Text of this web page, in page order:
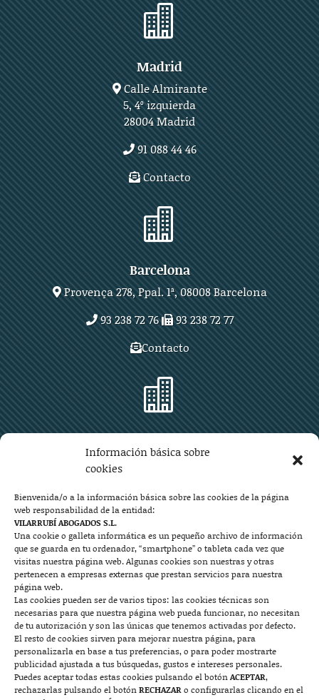
Información básica sobre
cookies
Bienvenida/o a la información básica sobre las cookies de la página
web responsabilidad de la entidad:
VILARRUBÍ ABOGADOS S.L.
Una cookie o galleta informática es un pequeño archivo de información
que se guarda en tu ordenador, “smartphone” o tableta cada vez que
visitas nuestra página web. Algunas cookies son nuestras y otras
pertenecen a empresas externas que prestan servicios para nuestra
página web.
Las cookies pueden ser de varios tipos: las cookies técnicas son
necesarias para que nuestra página web pueda funcionar, no necesitan
de tu autorización y son las únicas que tenemos activadas por defecto.
El resto de cookies sirven para mejorar nuestra página, para
personalizarla en base a tus preferencias, o para poder mostrarte
publicidad ajustada a tus búsquedas, gustos e intereses personales.
Puedes aceptar todas estas cookies pulsando el botónACEPTAR,
rechazarlas pulsando el botónRECHAZARo configurarlas clicando en el

Madrid
Calle Almirante
5, 4º izquierda
28004 Madrid
91 088 44 46
Contacto

Barcelona
Provença 278, Ppal. 1ª, 08008 Barcelona
93 238 72 76
93 238 72 77
Contacto

Plaza Aragón 10, planta 11ª, 50004 Zaragoza
976 219 571
976 225 209
Contacto

Mallorca
Josep Pla, n°6, 07400 Alcudia (Mallorca)
722 131 870
Contacto